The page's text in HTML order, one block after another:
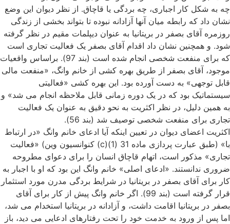
چه به شکل کار اجباری، چه بردگی یا قاچاق. از نظر دیوان این وضع
نشان داد که رابطه میان آنها آزادانه نبوده تا بتواند بخشی از زندگی
روزمره آقای بصفر در بریتانیا به عنوان دیپلمات مقیم در نظر گرفته
شود. و همچنین نشان داد اقدام آقای بصفر یک فعالیت تجاری است
که برای منفعت شخصی انجام شده است (بند 97). براساس واقعیات
موجود، آقای بصفر از طریق بهره کشی از خانم وانگ، «منفعت مالی
قابل توجهی» به دست آورده بود. این بهره کشی «فعالیتی
سیستماتیک بود که در یک دوره زمانی قابل ملاحظه انجام می شد» و
به همین دلیل، در نظر اکثریت به نحو دقیق به عنوان یک فعالیت
تجاری برای منفعت شخصی توصیف شد (بند 56).
اکثریت اعضای دیوان در تعیین اینکه آیا ادعای خانم وانگ «در ارتباط
با» (طبق عبارت پردازی ماده 31 (1)(c) کنوانسیون وین) «فعالیت
تجاری» مذکور است، اتهام قاچاق انسان را برای دعوای مطروحه
ضروری ندانستند. «ادعای اصلی» خانم وانگ این بود که او با اجبار به
کار برای آقای بصفر در بریتانیا در شرایط بردگی مدرن مورد استثمار
قرار گرفته است (بند 99). اگر خانم وانگ پیش از کار برای آقای
بصفر در بریتانیا اقامت داشت، و آزادانه در بریتانیا استخدام می شد،
اما پس از ورود به خدمت خود را تحت رفتارهای ادعایی می دید، باز